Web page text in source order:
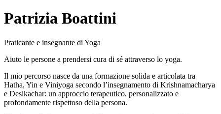
Patrizia Boattini
Praticante e insegnante di Yoga
Aiuto le persone a prendersi cura di sé attraverso lo yoga.
Il mio percorso nasce da una formazione solida e articolata tra
Hatha, Yin e Viniyoga secondo l’insegnamento di Krishnamacharya
e Desikachar: un approccio terapeutico, personalizzato e
profondamente rispettoso della persona.